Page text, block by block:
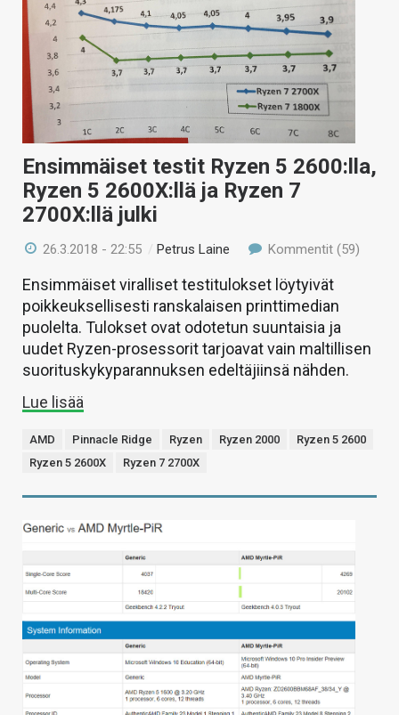
KAUPPA
VAIHDA TEEMA
HAKU
Ensimmäiset testit Ryzen 5 2600:lla,
Ryzen 5 2600X:llä ja Ryzen 7
2700X:llä julki
26.3.2018 - 22:55 / Petrus Laine Kommentit (59)
Ensimmäiset viralliset testitulokset löytyivät
poikkeuksellisesti ranskalaisen printtimedian
puolelta. Tulokset ovat odotetun suuntaisia ja
uudet Ryzen-prosessorit tarjoavat vain maltillisen
suorituskykyparannuksen edeltäjiinsä nähden.
Lue lisää
AMD Pinnacle Ridge Ryzen Ryzen 2000
Ryzen 5 2600
Ryzen 5 2600X
Ryzen 7 2700X